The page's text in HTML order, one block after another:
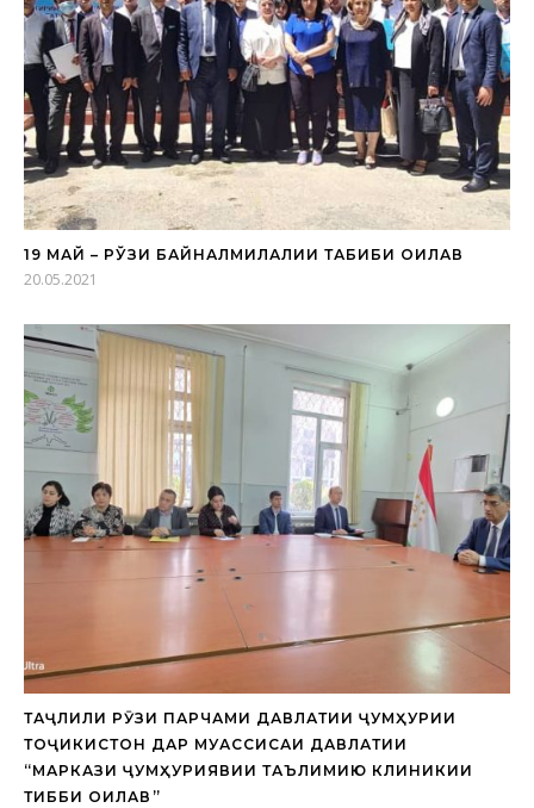
19 МАЙ – РЎЗИ БАЙНАЛМИЛАЛИИ ТАБИБИ ОИЛАВӢ
20.05.2021
ТАҶЛИЛИ РӮЗИ ПАРЧАМИ ДАВЛАТИИ ҶУМҲУРИИ
ТОҶИКИСТОН ДАР МУАССИСАИ ДАВЛАТИИ
“МАРКАЗИ ҶУМҲУРИЯВИИ ТАЪЛИМИЮ КЛИНИКИИ
ТИББИ ОИЛАВӢ”